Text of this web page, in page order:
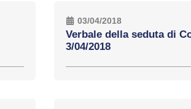
03/04/2018
Verbale della seduta di
3/04/2018